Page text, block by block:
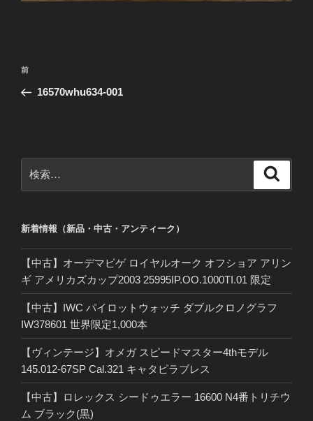
投
ナ
ー
シ
前
の
前
16570whu634-001
索:
新着情報（新品・中古・アンティーク）
【中古】オーデマピゲ ロイヤルオーク オフショア アリン
ギ アメリカズカップ2003 25995IP.OO.1000TI.01 限定
【中古】IWC パイロットウォッチ ダブルクロノグラフ
IW378601 世界限定1,000本
【ヴィンテージ】オメガ スピードマスター4thモデル
145.012-67SP Cal.321 キャタピラブレス
【中古】ロレックス シードゥエラー 16600 N4番トリチウ
ム ブラック(黒)